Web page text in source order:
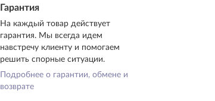
Гарантия
На каждый товар действует
гарантия. Мы всегда идем
навстречу клиенту и помогаем
решить спорные ситуации.
Подробнее о гарантии, обмене и
возврате